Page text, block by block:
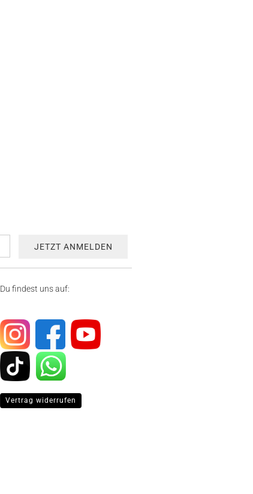
Du findest uns auf:
Vertrag widerrufen